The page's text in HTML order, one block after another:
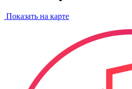
Показать на карте